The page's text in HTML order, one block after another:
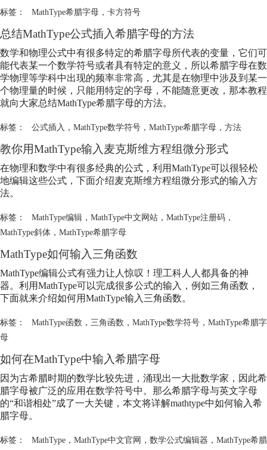
标签： MathType希腊字母， 卡方符号
总结MathType公式插入希腊字母的方法
数学和物理公式中有很多特定的希腊字母所代表的变量，它们可
能代表某一个数学符号或者具有特定的意义，所以希腊字母在数
学物理等学科中出现的频率非常高，尤其是在物理中涉及到某一
个物理量的时候，只能用特定的字母，不能随意更改，那本教程
就向大家总结MathType希腊字母的方法。
标签： 公式插入 ， MathType数学符号， MathType希腊字母， 方法
教你用MathType输入麦克斯维方程组微分形式
在物理和数学中有很多经典的公式，利用MathType可以很轻松
地编辑这些公式，下面介绍麦克斯维方程组微分形式的输入方
法。
标签： MathType编辑， MathType中文网站， MathType注册码，
MathType斜体 ， MathType希腊字母
MathType如何输入三角函数
MathType编辑公式有强力让人惊叹！理工科人人都具备的神
器。利用MathType可以完成很多公式的输入，例如三角函数，
下面就来介绍如何用MathType输入三角函数。
标签： MathType函数 ， 三角函数 ， MathType数学符号， MathType希腊字
母
如何在MathType中输入希腊字母
因为古希腊时期的数学比较先进，涌现出一大批数学家，因此希
腊字母被广泛的应用在数学符号中。那么希腊字母与英文字母
的“和谐相处”成了一大关键，本文将详解mathtype中如何输入希
腊字母。
标签： MathType， MathType中文官网 ， 数学公式编辑器 ， MathType希腊